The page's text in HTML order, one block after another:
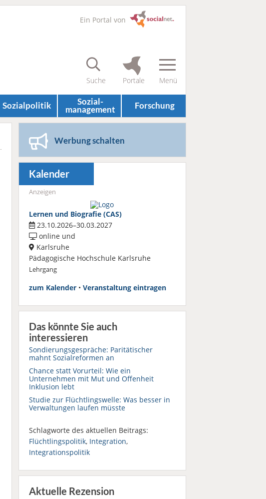
Ein Portal von
Sozial­politik Sozial­
management Forschung
Werbung schalten
Kalender
Anzeigen
Lernen und Biografie (CAS)
23.10.2026–30.03.2027
online und
Karlsruhe
Pädagogische Hochschule Karlsruhe
Lehrgang
zum Kalender• Veranstaltung eintragen
Das könnte Sie auch
interessieren
Sondierungsgespräche: Paritätischer
mahnt Sozialreformen an
Chance statt Vorurteil: Wie ein
Unternehmen mit Mut und Offenheit
Inklusion lebt
Studie zur Flüchtlingswelle: Was besser in
Verwaltungen laufen müsste
Schlagworte des aktuellen Beitrags:
Flüchtlingspolitik, Integration,
Integrationspolitik
Aktuelle Rezension